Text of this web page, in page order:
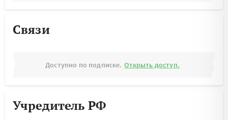
Связи
Доступно по подписке. Открыть доступ.
Учредитель РФ